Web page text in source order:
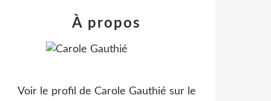
À propos
Voir le profil de Carole Gauthié sur le